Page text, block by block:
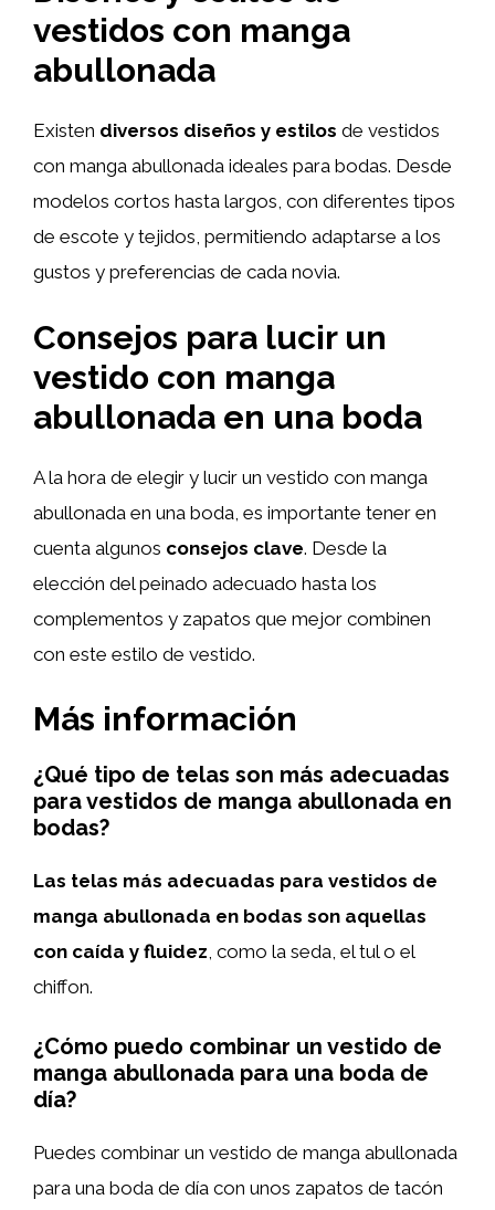
vestidos con manga
abullonada
Existen diversos diseños y estilos de vestidos
con manga abullonada ideales para bodas. Desde
modelos cortos hasta largos, con diferentes tipos
de escote y tejidos, permitiendo adaptarse a los
gustos y preferencias de cada novia.
Consejos para lucir un
vestido con manga
abullonada en una boda
A la hora de elegir y lucir un vestido con manga
abullonada en una boda, es importante tener en
cuenta algunos consejos clave. Desde la
elección del peinado adecuado hasta los
complementos y zapatos que mejor combinen
con este estilo de vestido.
Más información
¿Qué tipo de telas son más adecuadas
para vestidos de manga abullonada en
bodas?
Las telas más adecuadas para vestidos de
manga abullonada en bodas son aquellas
con caída y fluidez, como la seda, el tul o el
chiffon.
¿Cómo puedo combinar un vestido de
manga abullonada para una boda de
día?
Puedes combinar un vestido de manga abullonada
para una boda de día con unos zapatos de tacón